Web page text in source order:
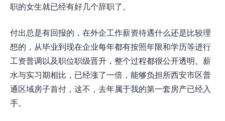
职的女生就已经有好几个辞职了。
付出总是有回报的，在外企工作薪资待遇什么还是比较理
想的，从毕业到现在企业每年都有按照年限和学历等进行
工资普调以及职位职级晋升，整个过程都很公开透明。薪
水与实习期相比，已经涨了一倍，能够负担所西安市区普
通区域房子首付，这不，去年属于我的第一套房产已经入
手。